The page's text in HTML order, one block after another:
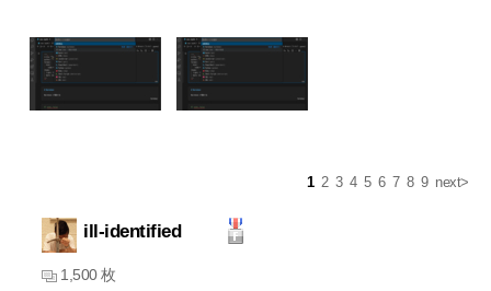
1 2 3 4 5 6 7 8 9 next>
ill-identified
1,500 枚